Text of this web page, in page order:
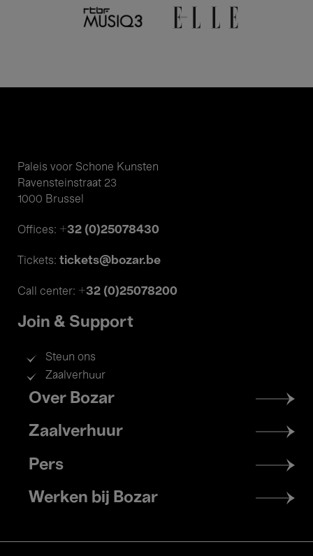
Paleis voor Schone Kunsten
Ravensteinstraat 23
1000 Brussel
Offices: +32 (0)25078430
Tickets: tickets@bozar.be
Call center: +32 (0)25078200
Join & Support
Steun ons
Zaalverhuur
Footer
menu
Over Bozar
Zaalverhuur
Pers
Werken bij Bozar